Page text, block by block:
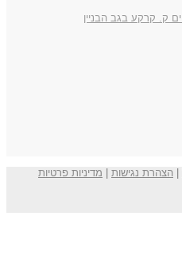
| הצהרת נגישות | מדיניות פרטיות